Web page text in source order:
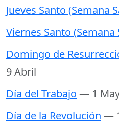
Jueves Santo (Semana
Viernes Santo (Semana
Domingo de
9 Abril
Día del Trabajo — 1
Día de la Revolución —